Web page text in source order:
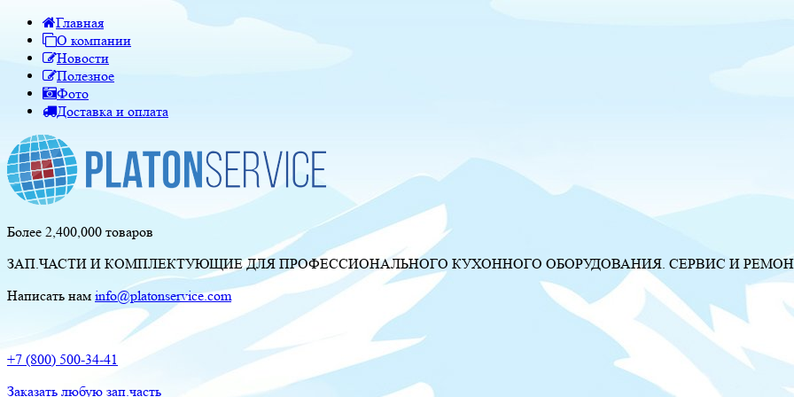
Главная
О компании
Новости
Полезное
Фото
Доставка и оплата
Более 2,400,000 товаров
ЗАП.ЧАСТИ И КОМПЛЕКТУЮЩИЕ ДЛЯ ПРОФЕССИОНАЛЬНОГО КУХОННОГО ОБОРУДОВАНИЯ. СЕРВИС И
Написать нам info@platonservice.com
+7 (800) 500-34-41
Заказать любую зап.часть